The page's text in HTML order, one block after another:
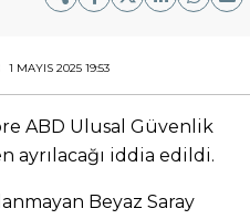
1 MAYIS 2025 19:53
ABD Ulusal Güvenlik
ayrılacağı iddia edildi.
Beyaz Saray